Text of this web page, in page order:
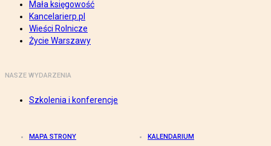
Mała księgowość
Kancelarierp.pl
Wieści Rolnicze
Życie Warszawy
NASZE WYDARZENIA
Szkolenia i konferencje
MAPA STRONY KALENDARIUM